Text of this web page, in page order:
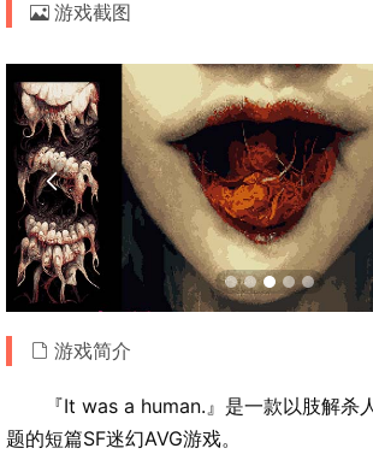
游戏截图

游戏简介
『It was a human.』是一款以肢解杀
题的短篇SF迷幻AVG游戏。